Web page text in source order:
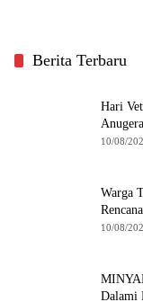
Berita Terbaru
Hari
10/08/
Warga
10/08/
Dalami